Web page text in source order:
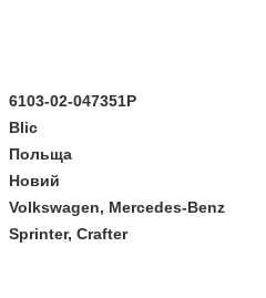
6103-02-047351P
Blic
Польща
Новий
Volkswagen, Mercedes-Benz
Sprinter, Crafter